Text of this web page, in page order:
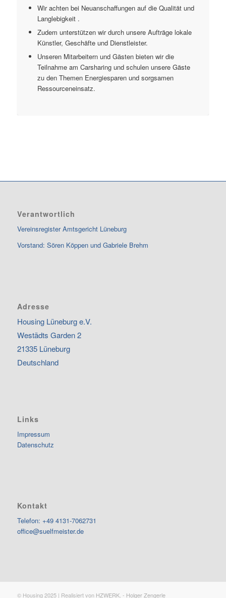
Wir achten bei Neuanschaffungen auf die Qualität und
Langlebigkeit .
Zudem unterstützen wir durch unsere Aufträge lokale
Künstler, Geschäfte und Dienstleister.
Unseren Mitarbeitern und Gästen bieten wir die
Teilnahme am Carsharing und schulen unsere Gäste
zu den Themen Energiesparen und sorgsamen
Ressourceneinsatz.
Verantwortlich
Vereinsregister Amtsgericht Lüneburg
Vorstand: Sören Köppen und Gabriele Brehm
Adresse
Housing Lüneburg e.V.
Westädts Garden 2
21335 Lüneburg
Deutschland
Links
Impressum
Datenschutz
Kontakt
Telefon: +49 4131-7062731
office@suelfmeister.de
© Housing 2025 | Realisiert von HZWERK. - Holger Zengerle